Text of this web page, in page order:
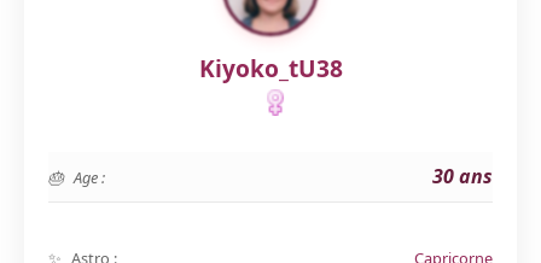
Kiyoko_tU38
Age : 30 ans
Astro : Capricorne